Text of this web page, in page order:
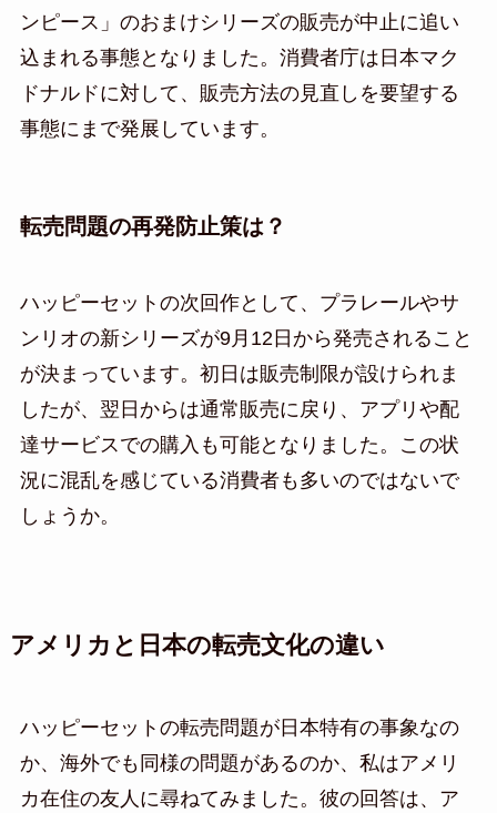
ンピース」のおまけシリーズの販売が中止に追い
込まれる事態となりました。消費者庁は日本マク
ドナルドに対して、販売方法の見直しを要望する
事態にまで発展しています。
転売問題の再発防止策は？
ハッピーセットの次回作として、プラレールやサ
ンリオの新シリーズが9月12日から発売されること
が決まっています。初日は販売制限が設けられま
したが、翌日からは通常販売に戻り、アプリや配
達サービスでの購入も可能となりました。この状
況に混乱を感じている消費者も多いのではないで
しょうか。
アメリカと日本の転売文化の違い
ハッピーセットの転売問題が日本特有の事象なの
か、海外でも同様の問題があるのか、私はアメリ
カ在住の友人に尋ねてみました。彼の回答は、ア